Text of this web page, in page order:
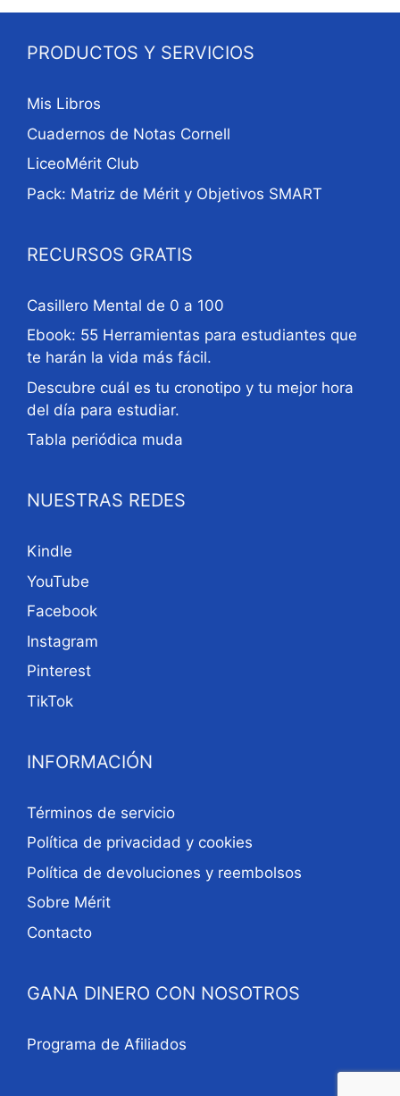
PRODUCTOS Y SERVICIOS
Mis Libros
Cuadernos de Notas Cornell
LiceoMérit Club
Pack: Matriz de Mérit y Objetivos SMART
RECURSOS GRATIS
Casillero Mental de 0 a 100
Ebook: 55 Herramientas para estudiantes que
te harán la vida más fácil.
Descubre cuál es tu cronotipo y tu mejor hora
del día para estudiar.
Tabla periódica muda
NUESTRAS REDES
Kindle
YouTube
Facebook
Instagram
Pinterest
TikTok
INFORMACIÓN
Términos de servicio
Política de privacidad y cookies
Política de devoluciones y reembolsos
Sobre Mérit
Contacto
GANA DINERO CON NOSOTROS
Programa de Afiliados